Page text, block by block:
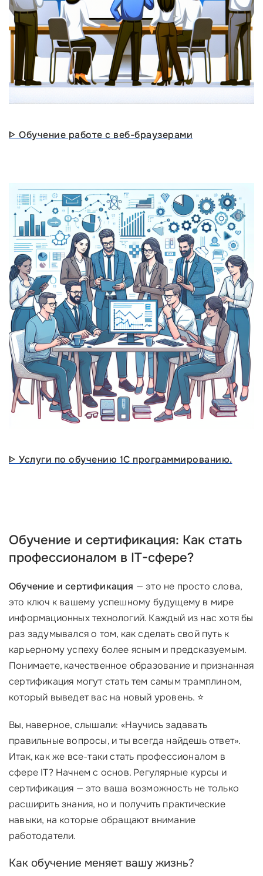
ᐈ Обучение работе с веб-браузерами
ᐈ Услуги по обучению 1С программированию.
Обучение и сертификация: Как стать
профессионалом в IT-сфере?
Обучение и сертификация — это не просто слова,
это ключ к вашему успешному будущему в мире
информационных технологий. Каждый из нас хотя бы
раз задумывался о том, как сделать свой путь к
карьерному успеху более ясным и предсказуемым.
Понимаете, качественное образование и признанная
сертификация могут стать тем самым трамплином,
который выведет вас на новый уровень. ⭐
Вы, наверное, слышали: «Научись задавать
правильные вопросы, и ты всегда найдешь ответ».
Итак, как же все-таки стать профессионалом в
сфере IT? Начнем с основ. Регулярные курсы и
сертификация — это ваша возможность не только
расширить знания, но и получить практические
навыки, на которые обращают внимание
работодатели.
Как обучение меняет вашу жизнь?